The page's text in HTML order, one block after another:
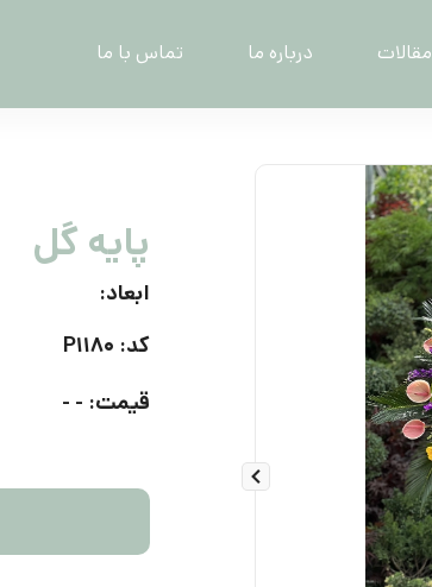
مقالات درباره ما تماس با ما
پایه گل
ابعاد:
کد: P۱۱۸۰
قیمت: - -